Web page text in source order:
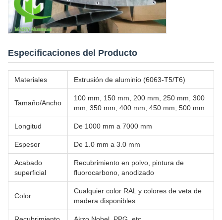
Especificaciones del Producto
Materiales Extrusión de aluminio (6063-T5/T6)
Tamaño/Ancho
100 mm, 150 mm, 200 mm, 250 mm, 300
mm, 350 mm, 400 mm, 450 mm, 500 mm
Longitud De 1000 mm a 7000 mm
Espesor De 1.0 mm a 3.0 mm
Acabado
superficial
Recubrimiento en polvo, pintura de
fluorocarbono, anodizado
Color
Cualquier color RAL y colores de veta de
madera disponibles